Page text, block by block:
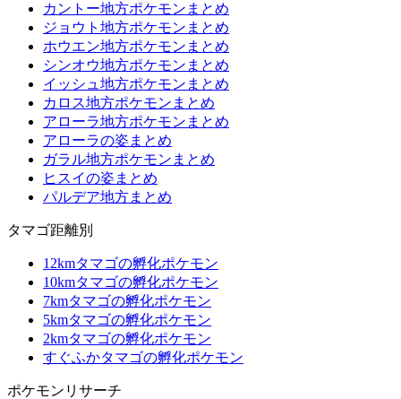
カントー地方ポケモンまとめ
ジョウト地方ポケモンまとめ
ホウエン地方ポケモンまとめ
シンオウ地方ポケモンまとめ
イッシュ地方ポケモンまとめ
カロス地方ポケモンまとめ
アローラ地方ポケモンまとめ
アローラの姿まとめ
ガラル地方ポケモンまとめ
ヒスイの姿まとめ
パルデア地方まとめ
タマゴ距離別
12kmタマゴの孵化ポケモン
10kmタマゴの孵化ポケモン
7kmタマゴの孵化ポケモン
5kmタマゴの孵化ポケモン
2kmタマゴの孵化ポケモン
すぐふかタマゴの孵化ポケモン
ポケモンリサーチ